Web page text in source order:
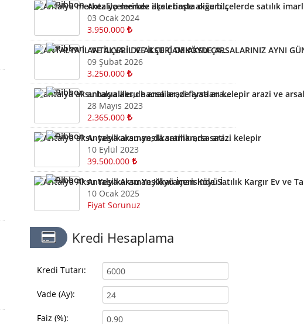
Antalya merkez ilçelerinde aksu başta diğer ilçelerde satılık imarlı müstail tapulu arsa
03 Ocak 2024
3.950.000
ANTALYA İL VE İLÇERİ DE AKSU ÇAMKÖYDE ARSALARINIZ AYNI GÜN NAKİTE ÇEVRİLİR
09 Şubat 2026
3.250.000
antalya aksu hacıaliler,de arsa arazi fiyatları kelepir arazi ve arsalar
28 Mayıs 2023
2.365.000
Antalya aksu-yesilkaraman,da satilik-arsa arazi kelepir
10 Eylül 2023
39.500.000
Antalya Aksu Yeşilkaraman Köyü İçerisinde Satılık Kargır Ev ve Tarla
10 Ocak 2025
Fiyat Sorunuz
Kredi Hesaplama
Kredi Tutarı:
Vade (Ay):
Faiz (%):